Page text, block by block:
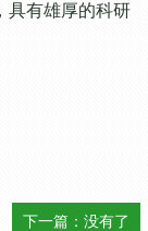
具有雄厚的科研
下一篇：没有了